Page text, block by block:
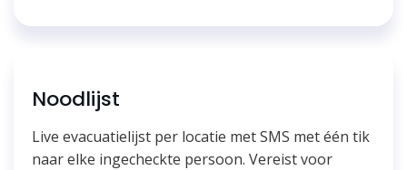
Noodlijst
Live evacuatielijst per locatie met SMS met één tik
naar elke ingecheckte persoon. Vereist voor